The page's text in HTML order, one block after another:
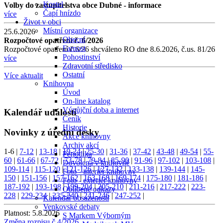
Kostel
Čapí hnízdo
Život v obci
Místní organizace
Obecní
Farnost
Pohostinství
Zdravotní středisko
Ostatní
Knihovna
Úvod
On-line katalog
Výpůjční doba a internet
Ceník
Historie
Akce knihovny
Archiv akcí
Periodika
Dovolená v knihovně
Foto - interiér knihovny
Foto - exteriér knihovny
Oblíbené odkazy
Kalendář obsazenosti
Venkovské debaty
S Markem Výborným
Volby do zastupitelstva obce Dubné - informace
více
25.6.2026
Rozpočtové opatření č. 6/2026
Rozpočtové opatření č.6/26 shcváleno RO dne 8.6.2026, č.us. 81/26
více
Více aktualit
Kalendář událostí
Novinky z úřední desky
1-6 | 7-12 | 13-18 | 19-24|25-30 | 31-36 | 37-42 | 43-48 | 49-54 | 55-
60 | 61-66 | 67-72 |73-78|79-84|85-90| 91-96 | 97-102 | 103-108 |
109-114 | 115-120 |121-126|127-132|133-138 | 139-144 | 145-
150 | 151-156 | 157-162|163-168|169-174 | 175-180 | 181-186 |
187-192 | 193-198|199-204|205-210|211-216 | 217-222 | 223-
228 | 229-234|235-240|241-246|247-252 |
Platnost: 5.8.2026